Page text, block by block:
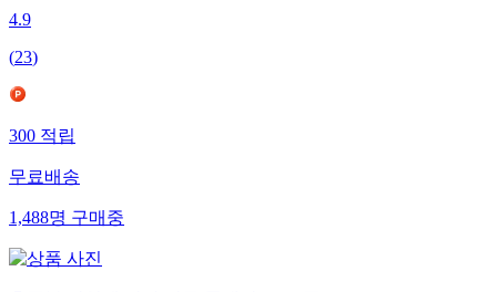
4.9
(23)
300적립
무료배송
1,488명구매중